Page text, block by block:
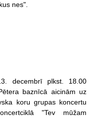
nes".
decembrī plkst. 18.00
baznīcā aicinām uz
koru grupas koncertu
"Tev mūžam